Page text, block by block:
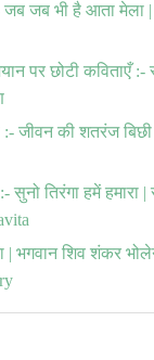
जब जब भी है आता मेला
पर छोटी कविताएँ :-
:- जीवन की शतरंज
सुनो तिरंगा हमें हमारा |
| भगवान शिव शंकर